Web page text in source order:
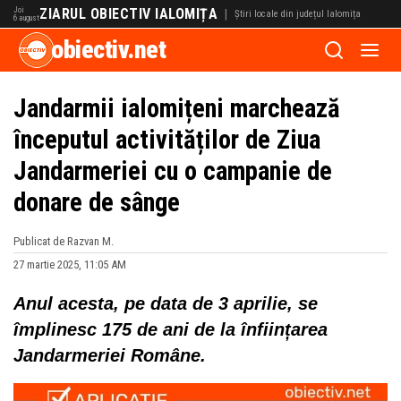
Joi
6 augustZIARUL OBIECTIV IALOMIȚA | Știri locale din județul Ialomița
obiectiv.net
Jandarmii ialomițeni marchează
începutul activităților de Ziua
Jandarmeriei cu o campanie de
donare de sânge
Publicat de Razvan M.
27 martie 2025, 11:05 AM
Anul acesta, pe data de 3 aprilie, se
împlinesc 175 de ani de la înființarea
Jandarmeriei Române.